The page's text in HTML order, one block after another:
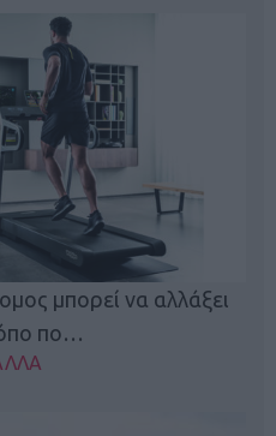
μπορεί να αλλάξει
πο…